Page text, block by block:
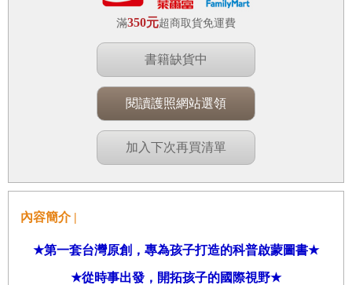
滿350元超商取貨免運費
書籍缺貨中
閱讀護照網站選領
加入下次再買清單
內容簡介 |
★第一套台灣原創，專為孩子打造的科普啟蒙圖書★
★從時事出發，開拓孩子的國際視野★